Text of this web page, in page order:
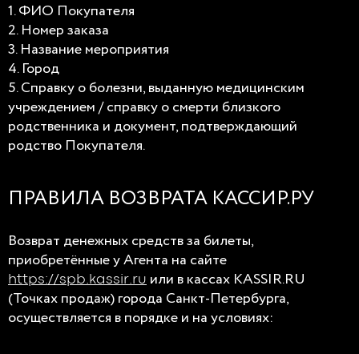
1. ФИО Покупателя
2. Номер заказа
3. Название мероприятия
4. Город
5. Справку о болезни, выданную медицинским
учреждением / справку о смерти близкого
родственника и документ, подтверждающий
родство Покупателя.
ПРАВИЛА ВОЗВРАТА КАССИР.РУ
Возврат денежных средств за билеты,
приобретённые у Агента на сайте
https://spb.kassir.ru или в кассах KASSIR.RU
(Точках продаж) города Санкт-Петербурга,
осуществляется в порядке и на условиях: